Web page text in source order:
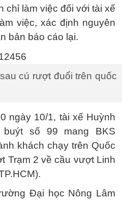
chỉ làm việc đối với tài xế
việc, xác định nguyên
bản báo cáo lại.
cú rượt đuổi trên quốc
ngày 10/1, tài xế Huỳnh
số 99 mang BKS
khách chạy trên Quốc
Trạm 2 về cầu vượt Linh
Đại học Nông Lâm